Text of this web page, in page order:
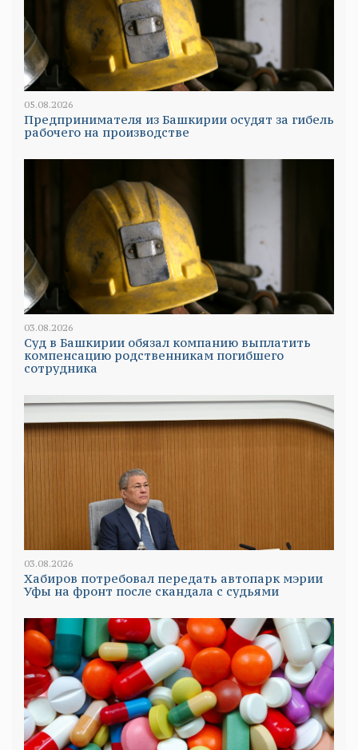
05.08.2026
Предпринимателя из Башкирии осудят за гибель
рабочего на производстве
03.08.2026
Суд в Башкирии обязал компанию выплатить
компенсацию родственникам погибшего
сотрудника
03.08.2026
Хабиров потребовал передать автопарк мэрии
Уфы на фронт после скандала с судьями